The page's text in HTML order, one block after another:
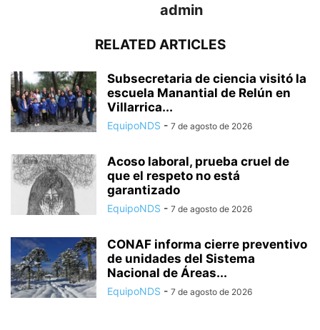
admin
RELATED ARTICLES
Subsecretaria de ciencia visitó la
escuela Manantial de Relún en
Villarrica...
EquipoNDS - 7 de agosto de 2026
Acoso laboral, prueba cruel de
que el respeto no está
garantizado
EquipoNDS - 7 de agosto de 2026
CONAF informa cierre preventivo
de unidades del Sistema
Nacional de Áreas...
EquipoNDS - 7 de agosto de 2026